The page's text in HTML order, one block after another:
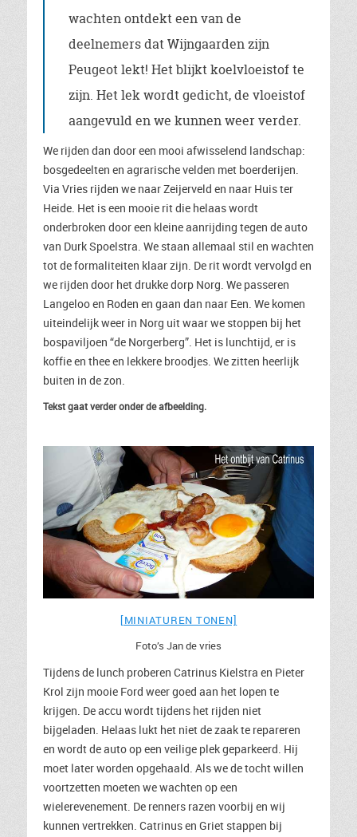
wachten ontdekt een van de
deelnemers dat Wijngaarden zijn
Peugeot lekt! Het blijkt koelvloeistof te
zijn. Het lek wordt gedicht, de vloeistof
aangevuld en we kunnen weer verder.
We rijden dan door een mooi afwisselend landschap:
bosgedeelten en agrarische velden met boerderijen.
Via Vries rijden we naar Zeijerveld en naar Huis ter
Heide. Het is een mooie rit die helaas wordt
onderbroken door een kleine aanrijding tegen de auto
van Durk Spoelstra. We staan allemaal stil en wachten
tot de formaliteiten klaar zijn. De rit wordt vervolgd en
we rijden door het drukke dorp Norg. We passeren
Langeloo en Roden en gaan dan naar Een. We komen
uiteindelijk weer in Norg uit waar we stoppen bij het
bospaviljoen “de Norgerberg”. Het is lunchtijd, er is
koffie en thee en lekkere broodjes. We zitten heerlijk
buiten in de zon.
Tekst gaat verder onder de afbeelding.
[MINIATUREN TONEN]
Foto’s Jan de vries
Tijdens de lunch proberen Catrinus Kielstra en Pieter
Krol zijn mooie Ford weer goed aan het lopen te
krijgen. De accu wordt tijdens het rijden niet
bijgeladen. Helaas lukt het niet de zaak te repareren
en wordt de auto op een veilige plek geparkeerd. Hij
moet later worden opgehaald. Als we de tocht willen
voortzetten moeten we wachten op een
wielerevenement. De renners razen voorbij en wij
kunnen vertrekken. Catrinus en Griet stappen bij